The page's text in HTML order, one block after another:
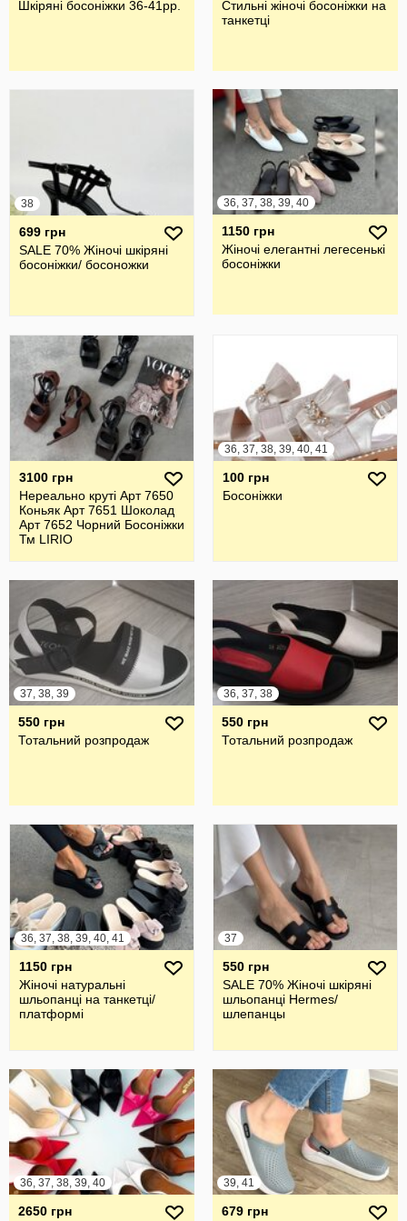
Шкіряні босоніжки 36-41рр.
Стильні жіночі босоніжки на
танкетці
38
699 грн
SALE 70% Жіночі шкіряні
босоніжки/ босоножки
36, 37, 38, 39, 40
1150 грн
Жіночі елегантні легесенькі
босоніжки
3100 грн
Нереально круті Арт 7650
Коньяк Арт 7651 Шоколад
Арт 7652 Чорний Босоніжки
Тм LIRIO
36, 37, 38, 39, 40, 41
100 грн
Босоніжки
37, 38, 39
550 грн
Тотальний розпродаж
36, 37, 38
550 грн
Тотальний розпродаж
36, 37, 38, 39, 40, 41
1150 грн
Жіночі натуральні
шльопанці на танкетці/
платформі
37
550 грн
SALE 70% Жіночі шкіряні
шльопанці Hermes/
шлепанцы
36, 37, 38, 39, 40
2650 грн
39, 41
679 грн